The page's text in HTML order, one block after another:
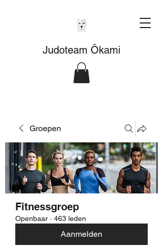
Judoteam Ōkami
Groepen
Fitnessgroep
Openbaar · 463 leden
Aanmelden